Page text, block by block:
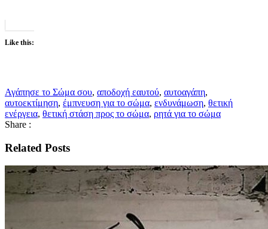
Like this:
Αγάπησε το Σώμα σου, αποδοχή εαυτού, αυτοαγάπη,
αυτοεκτίμηση, έμπνευση για το σώμα, ενδυνάμωση, θετική
ενέργεια, θετική στάση προς το σώμα, ρητά για το σώμα
Share :
Related Posts